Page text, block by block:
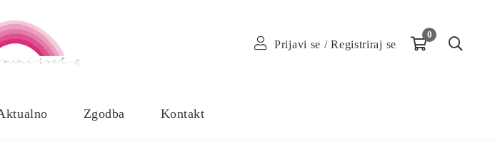
Prijavi se /Registriraj se
0
Zgodba Kontakt